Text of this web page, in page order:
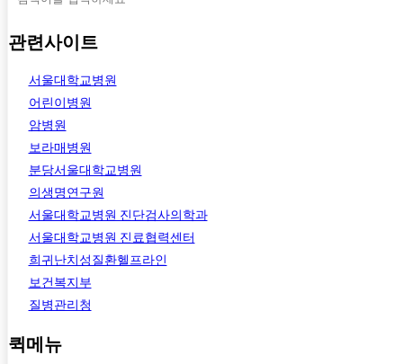
관련사이트
서울대학교병원
어린이병원
암병원
보라매병원
분당서울대학교병원
의생명연구원
서울대학교병원 진단검사의학과
서울대학교병원 진료협력센터
희귀난치성질환헬프라인
보건복지부
질병관리청
퀵메뉴